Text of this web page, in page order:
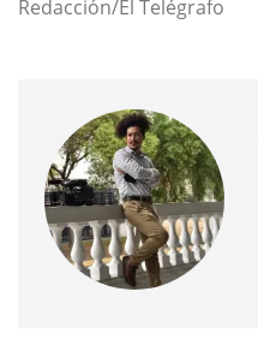
Redacción/El Telégrafo